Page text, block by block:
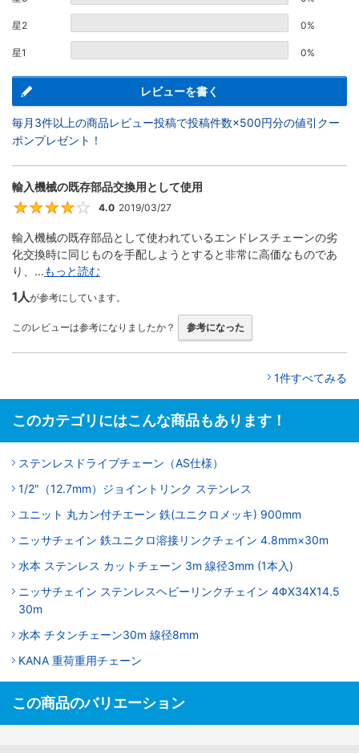
星2 0%
星1 0%
レビューを書く
毎月3件以上の商品レビュー投稿で投稿件数×500円分の値引クー
ポンプレゼント！
輸入機械の既存部品交換用として使用
4
4.0 2019/03/27
輸入機械の既存部品として使われているエンドレスチェーンの劣
化交換時に同じものを手配しようとすると非常に高価なものであ
り、...もっと読む
1人が参考にしています。
このレビューは参考になりましたか？ 参考になった
1件すべてみる
このカテゴリにはこんな商品もあります！
ステンレスドライブチェーン（AS仕様）
1/2"（12.7mm）ジョイントリンク ステンレス
ユニット 丸カン付チエーン 鉄(ユニクロメッキ) 900mm
ニッサチェイン 鉄ユニクロ溶接リンクチェイン 4.8mm×30m
水本 ステンレス カットチェーン 3m 線径3mm (1本入)
ニッサチェイン ステンレスヘビーリンクチェイン 4ΦX34X14.5
30m
水本 チタンチェーン30m 線径8mm
KANA 重荷重用チェーン
この商品のバリエーション